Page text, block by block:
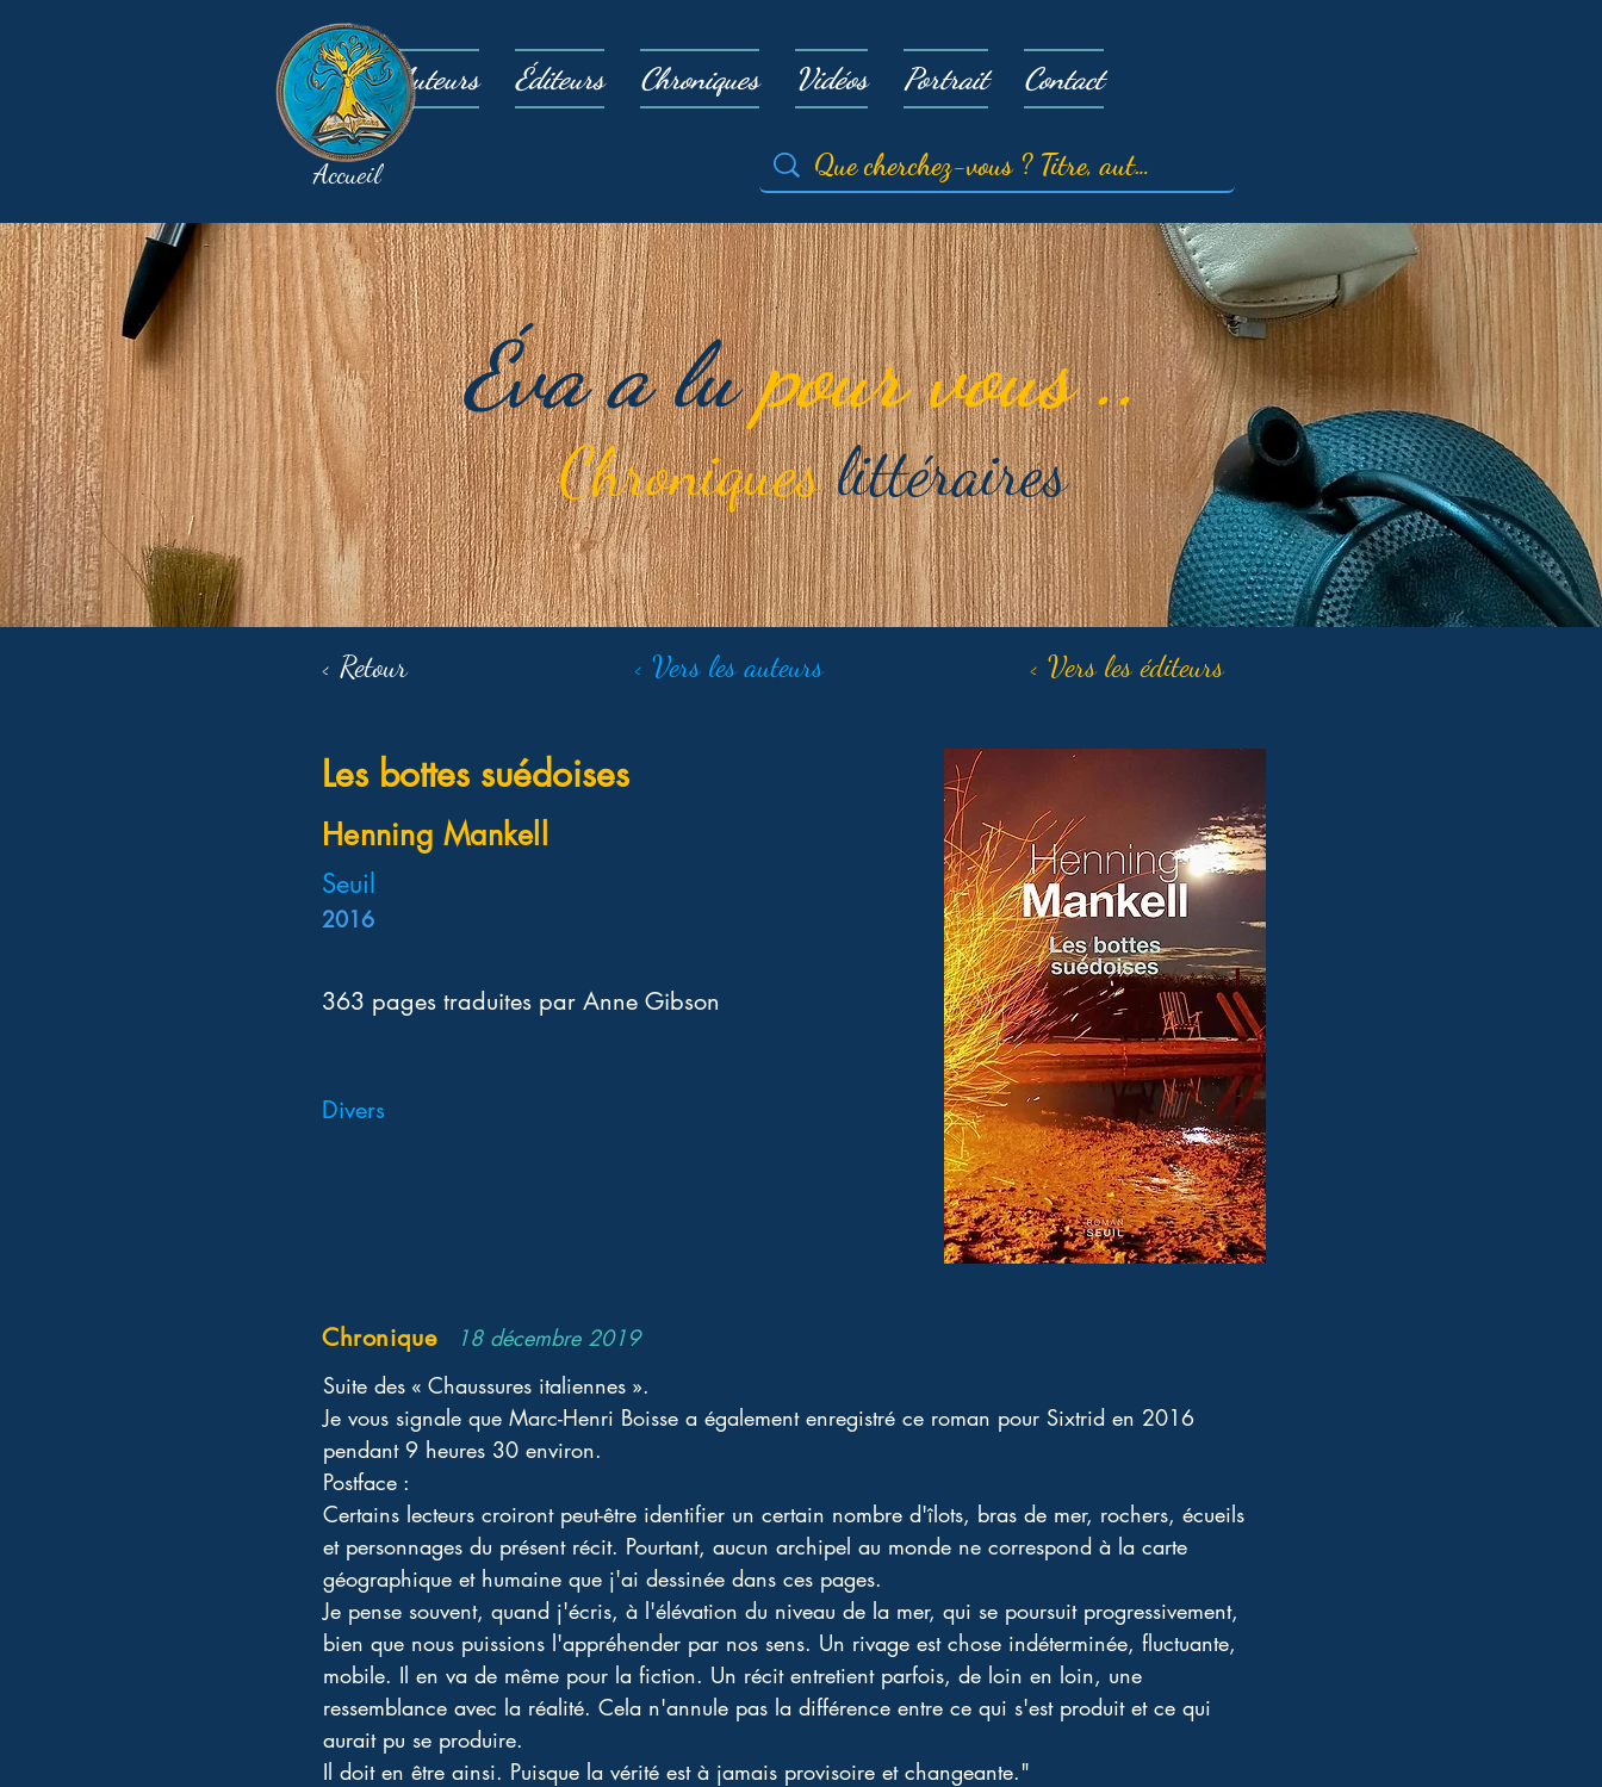
Auteurs Éditeurs Chroniques Vidéos Portrait Contact
Accueil
Éva a lupour vous ..
Chroniqueslittéraires
Les bottes suédoises
Henning Mankell
Seuil
2016
363 pages traduites par Anne Gibson
Divers
Chronique
18 décembre 2019
Suite des « Chaussures italiennes ».
Je vous signale que Marc-Henri Boisse a également enregistré ce roman pour Sixtrid en 2016
pendant 9 heures 30 environ.
Postface :
Certains lecteurs croiront peut-être identifier un certain nombre d'îlots, bras de mer, rochers, écueils
et personnages du présent récit. Pourtant, aucun archipel au monde ne correspond à la carte
géographique et humaine que j'ai dessinée dans ces pages.
Je pense souvent, quand j'écris, à l'élévation du niveau de la mer, qui se poursuit progressivement,
bien que nous puissions l'appréhender par nos sens. Un rivage est chose indéterminée, fluctuante,
mobile. Il en va de même pour la fiction. Un récit entretient parfois, de loin en loin, une
ressemblance avec la réalité. Cela n'annule pas la différence entre ce qui s'est produit et ce qui
aurait pu se produire.
Il doit en être ainsi. Puisque la vérité est à jamais provisoire et changeante."
< Retour < Vers les auteurs < Vers les éditeurs